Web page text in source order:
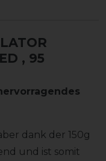
, 95
dank der 150g
und ist somit